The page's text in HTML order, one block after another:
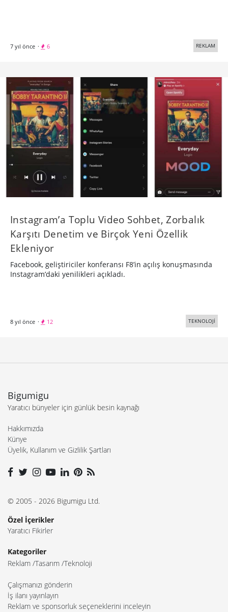
7 yıl önce · 6 REKLAM
Instagram’a Toplu Video Sohbet, Zorbalık
Karşıtı Denetim ve Birçok Yeni Özellik
Ekleniyor
Facebook, geliştiriciler konferansı F8’in açılış konuşmasında
Instagram’daki yenilikleri açıkladı.
8 yıl önce · 12 TEKNOLOJİ
Bigumigu
Yaratıcı bünyeler için günlük besin kaynağı
Hakkımızda
Künye
Üyelik, Kullanım ve Gizlilik Şartları
© 2005 - 2026 Bigumigu Ltd.
Özel İçerikler
Yaratıcı Fikirler
Kategoriler
Reklam Tasarım Teknoloji
Çalışmanızı gönderin
İş ilanı yayınlayın
Reklam ve sponsorluk seçeneklerini inceleyin